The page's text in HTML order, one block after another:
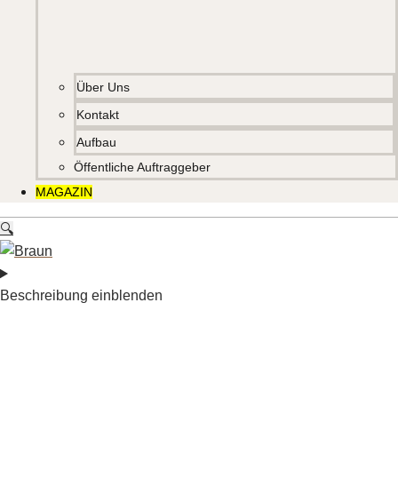
Über Uns
Kontakt
Aufbau
Öffentliche Auftraggeber
MAGAZIN
🔍
Beschreibung einblenden